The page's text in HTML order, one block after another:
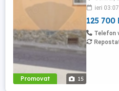
Promovat 15
spre
îmbină
ieri 03:07
125 700
Telefon